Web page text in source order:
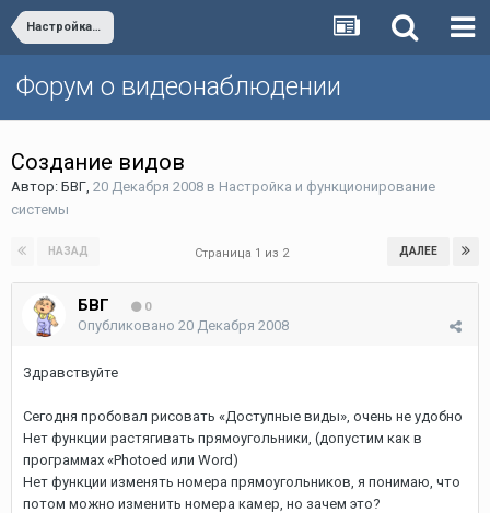
Настройка и функционирование системы
Форум о видеонаблюдении
Создание видов
Автор: БВГ, 20 Декабря 2008 в Настройка и функционирование
системы
НАЗАД ДАЛЕЕ
Страница 1 из 2
БВГ 0
Опубликовано 20 Декабря 2008
Здравствуйте
Сегодня пробовал рисовать «Доступные виды», очень не удобно
Нет функции растягивать прямоугольники, (допустим как в
программах «Photoed или Word)
Нет функции изменять номера прямоугольников, я понимаю, что
потом можно изменить номера камер, но зачем это?